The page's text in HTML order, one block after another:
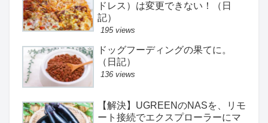
ドレス）は変更できない！（日
記）
195 views
ドッグフーディングの果てに。
（日記）
136 views
【解決】UGREENのNASを、リモ
ート接続でエクスプローラーにマ